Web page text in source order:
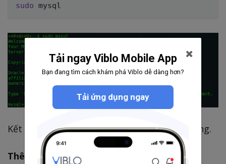
sudo
Kết quả như trên hình là đã cài đặt thành công.
Thêm tài khoản MySQL
Tải ngay Viblo Mobile App
Bạn đang tìm cách khám phá Viblo dễ dàng hơn?
Tải ứng dụng ngay